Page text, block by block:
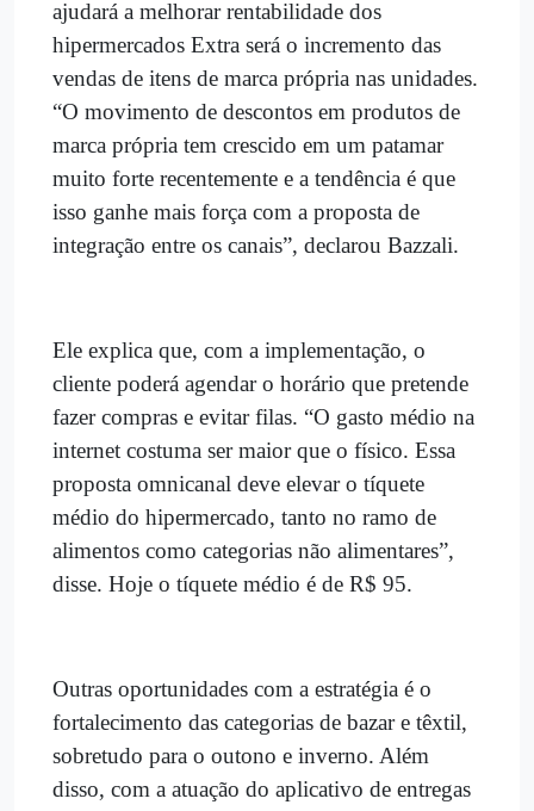
ajudará a melhorar rentabilidade dos
hipermercados Extra será o incremento das
vendas de itens de marca própria nas unidades.
“O movimento de descontos em produtos de
marca própria tem crescido em um patamar
muito forte recentemente e a tendência é que
isso ganhe mais força com a proposta de
integração entre os canais”, declarou Bazzali.
Ele explica que, com a implementação, o
cliente poderá agendar o horário que pretende
fazer compras e evitar filas. “O gasto médio na
internet costuma ser maior que o físico. Essa
proposta omnicanal deve elevar o tíquete
médio do hipermercado, tanto no ramo de
alimentos como categorias não alimentares”,
disse. Hoje o tíquete médio é de R$ 95.
Outras oportunidades com a estratégia é o
fortalecimento das categorias de bazar e têxtil,
sobretudo para o outono e inverno. Além
disso, com a atuação do aplicativo de entregas